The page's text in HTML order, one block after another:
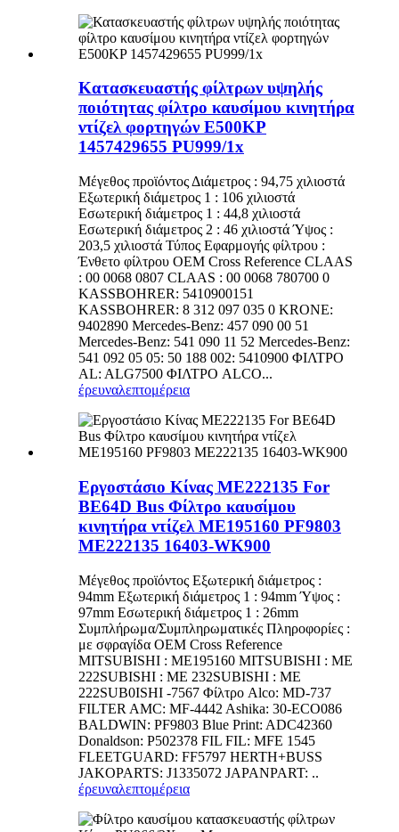
Κατασκευαστής φίλτρων υψηλής
ποιότητας φίλτρο καυσίμου κινητήρα
ντίζελ φορτηγών E500KP
1457429655 PU999/1x
Μέγεθος προϊόντος Διάμετρος : 94,75 χιλιοστά
Εξωτερική διάμετρος 1 : 106 χιλιοστά
Εσωτερική διάμετρος 1 : 44,8 χιλιοστά
Εσωτερική διάμετρος 2 : 46 χιλιοστά Ύψος :
203,5 χιλιοστά Τύπος Εφαρμογής φίλτρου :
Ένθετο φίλτρου OEM Cross Reference CLAAS
: 00 0068 0807 CLAAS : 00 0068 780700 0
KASSBOHRER: 5410900151
KASSBOHRER: 8 312 097 035 0 KRONE:
9402890 Mercedes-Benz: 457 090 00 51
Mercedes-Benz: 541 090 11 52 Mercedes-Benz:
541 092 05 05: 50 188 002: 5410900 ΦΙΛΤΡΟ
AL: ALG7500 ΦΙΛΤΡΟ ALCO...
έρευναλεπτομέρεια
Εργοστάσιο Κίνας ME222135 For
BE64D Bus Φίλτρο καυσίμου
κινητήρα ντίζελ ME195160 PF9803
ME222135 16403-WK900
Μέγεθος προϊόντος Εξωτερική διάμετρος :
94mm Εξωτερική διάμετρος 1 : 94mm Ύψος :
97mm Εσωτερική διάμετρος 1 : 26mm
Συμπλήρωμα/Συμπληρωματικές Πληροφορίες :
με σφραγίδα OEM Cross Reference
MITSUBISHI : ME195160 MITSUBISHI : ME
222SUBISHI : ME 232SUBISHI : ME
222SUB0ISHI -7567 Φίλτρο Alco: MD-737
FILTER AMC: MF-4442 Ashika: 30-ECO086
BALDWIN: PF9803 Blue Print: ADC42360
Donaldson: P502378 FIL FIL: MFE 1545
FLEETGUARD: FF5797 HERTH+BUSS
JAKOPARTS: J1335072 JAPANPART: ..
έρευναλεπτομέρεια